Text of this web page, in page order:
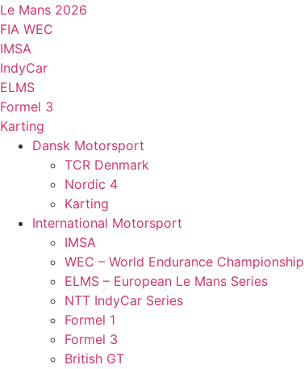
Videre
til
indhold
Le Mans 2026
FIA WEC
IMSA
IndyCar
ELMS
Formel 3
Karting
Dansk Motorsport
TCR Denmark
Nordic 4
Karting
International Motorsport
IMSA
WEC – World Endurance Championship
ELMS – European Le Mans Series
NTT IndyCar Series
Formel 1
Formel 3
British GT